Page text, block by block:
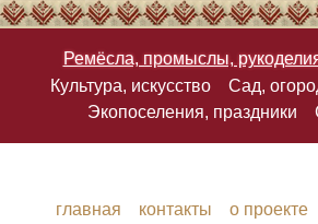
Ремёсла, промыслы,
Культура, искусство
Сад,
Экопоселения, праздники
главная контакты о проекте